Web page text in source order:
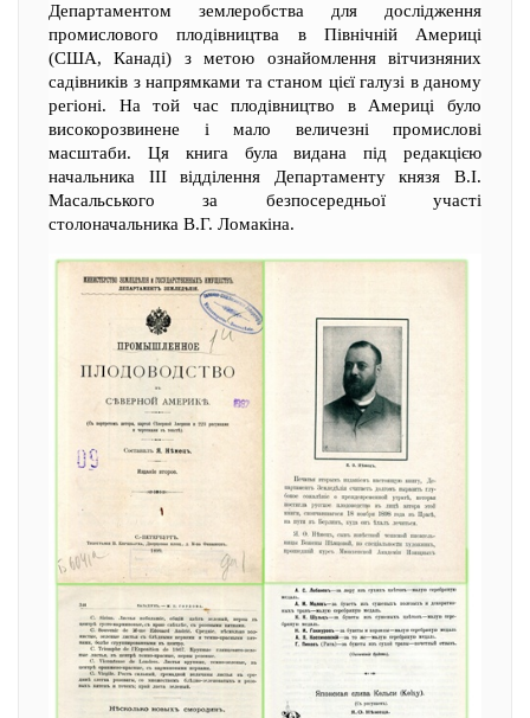
Департаментом землеробства для дослідження
промислового плодівництва в Північній Америці
(США, Канаді) з метою ознайомлення вітчизняних
садівників з напрямками та станом цієї галузі в даному
регіоні. На той час плодівництво в Америці було
високорозвинене і мало величезні промислові
масштаби. Ця книга була видана під редакцією
начальника ІІІ відділення Департаменту князя В.І.
Масальського за безпосередньої участі
столоначальника В.Г. Ломакіна.